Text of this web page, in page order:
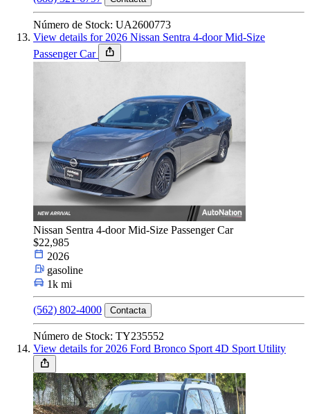
Número de Stock: UA2600773
View details for 2026 Nissan Sentra 4-door Mid-Size
Passenger Car
Nissan Sentra 4-door Mid-Size Passenger Car
$22,985
2026
gasoline
1k mi
(562) 802-4000 Contacta
Número de Stock: TY235552
View details for 2026 Ford Bronco Sport 4D Sport Utility